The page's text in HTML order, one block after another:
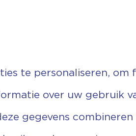
Fiscaal:
Rek.nr:
te personaliseren,
over uw gebruik
gegevens